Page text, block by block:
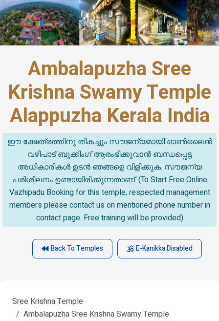
Ambalapuzha Sree
Krishna Swamy Temple
Alappuzha Kerala India
ഈ ക്ഷേത്രത്തിനു തികച്ചും സൗജന്യമായി ഓൺലൈൻ
വഴിപാട് ബുക്കിംഗ് ആരംഭിക്കുവാൻ ബന്ധപ്പെട്ട
അധികാരികൾ ഉടൻ ഞങ്ങളെ വിളിക്കുക. സൗജന്യ
പരിശീലനം ഉണ്ടായിരിക്കുന്നതാണ്. (To Start Free Online
Vazhipadu Booking for this temple, respected management
members please contact us on mentioned phone number in
contact page. Free training will be provided)
Back To Temples E-Kanikka Disabled
Sree Krishna Temple
Ambalapuzha Sree Krishna Swamy Temple